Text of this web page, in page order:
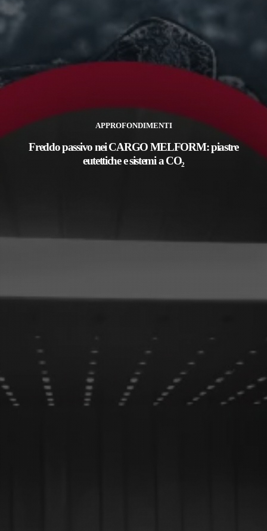
APPROFONDIMENTI
Freddo passivo nei CARGO MELFORM: piastre
eutettiche e sistemi a CO₂